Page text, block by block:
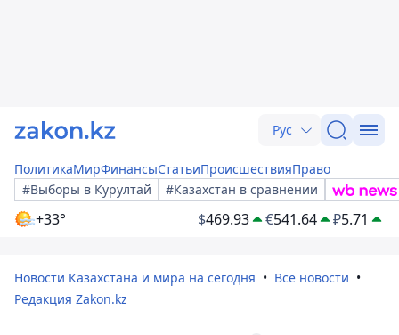
Рус
ПолитикаМирФинансыСтатьиПроисшествияПраво
#Выборы в Курултай
#Казахстан в сравнении
+33° $469.93 €541.64 ₽5.71
Новости Казахстана и мира на сегодня
Все новости
Редакция Zakon.kz